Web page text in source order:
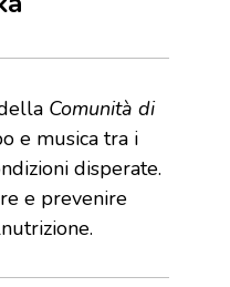
Comunità di
e musica tra i
disperate.
e prevenire